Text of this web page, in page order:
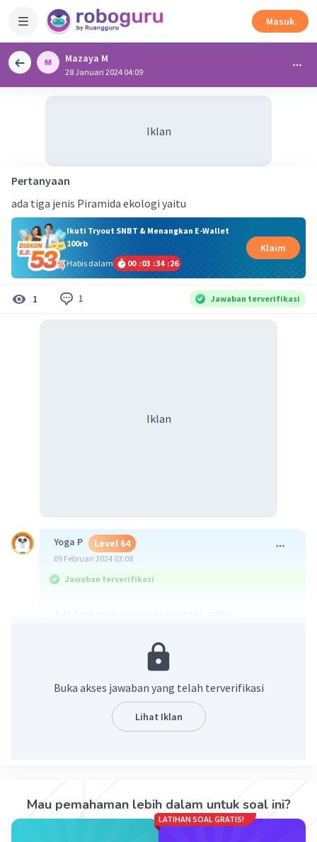
Masuk
Mazaya M
28 Januari 2024 04:09
Iklan
Pertanyaan
ada tiga jenis Piramida ekologi yaitu
Ikuti Tryout SNBT & Menangkan E-Wallet
100rb
Habis dalam
00 :03 :34 :25
Klaim
1 1 Jawaban terverifikasi
Iklan
Yoga P Level 64
09 Februari 2024 03:08
Jawaban terverifikasi
Piramida Jumlah menunjukkan jumlah
organisme dalam tiap tingkatan trofik.
2. Piramida Biomassa
Piramida Biomassa menunjukkan berat
organisme hidup dari masing-masing tingkatan
Semoga membantu :)
Buka akses jawaban yang telah terverifikasi
Lihat Iklan
Mau pemahaman lebih dalam untuk soal ini?
LATIHAN SOAL GRATIS!